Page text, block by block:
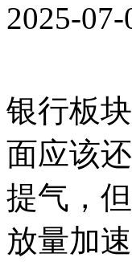
2025-
银行板
面应该
提气，
放量加